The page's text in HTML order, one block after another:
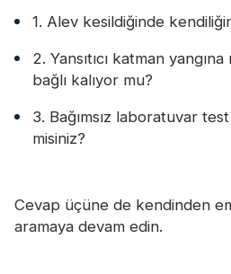
1. Alev kesildiğinde
2. Yansıtıcı katman
bağlı kalıyor mu?
3. Bağımsız laboratuvar
misiniz?
Cevap üçüne de kendinden
aramaya devam edin.